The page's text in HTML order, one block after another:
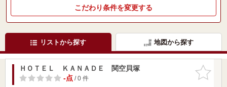
こだわり条件を変更する
リストから探す 地図から探す
お気に入
りに追加
ＨＯＴＥＬ ＫＡＮＡＤＥ 関空貝塚
-点/ 0 件